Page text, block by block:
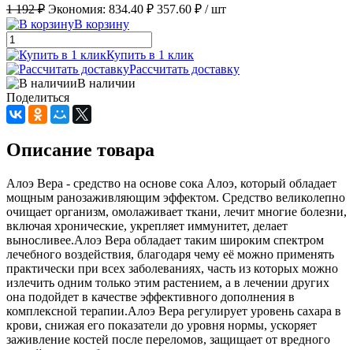
1 192 ₽ Экономия: 834.40 ₽ 357.60 ₽ / шт
В корзину
Купить в 1 клик
Рассчитать доставку
В наличии
Поделиться
Описание товара
Алоэ Вера - средство на основе сока Алоэ, который обладает
мощным ранозаживляющим эффектом. Средство великолепно
очищает организм, омолаживает ткани, лечит многие болезни,
включая хронические, укрепляет иммунитет, делает
выносливее.Алоэ Вера обладает таким широким спектром
лечебного воздействия, благодаря чему её можно применять
практически при всех заболеваниях, часть из которых можно
излечить одним только этим растением, а в лечении других
она подойдет в качестве эффективного дополнения в
комплексной терапии.Алоэ Вера регулирует уровень сахара в
крови, снижая его показатели до уровня нормы, ускоряет
заживление костей после переломов, защищает от вредного